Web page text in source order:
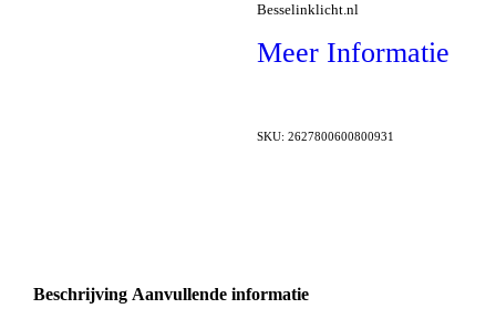
Besselinklicht.nl
Meer Informatie
SKU: 2627800600800931
Beschrijving Aanvullende informatie